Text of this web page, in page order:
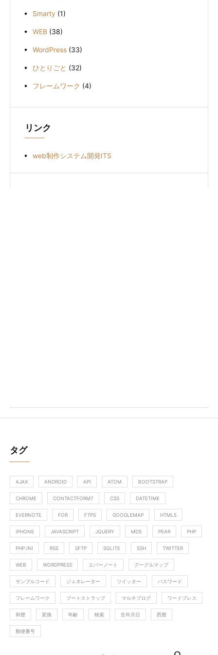
Smarty (1)
WEB (38)
WordPress (33)
ひとりごと (32)
フレームワーク (4)
リンク
web制作システム開発ITS
タグ
AJAX ANDROID API ATOM BOOTSTRAP
CHROME CONTACTFORM7 CSS DATETIME
EVERNOTE FOR FTPS GOOGLEMAP HTML5
IPHONE JAVASCRIPT JQUERY MD5 PEAR PHP
PHP.INI RSS SFTP SQLITE SSH TWITTER
WEB WORDPRESS エバーノート グーグルマップ
サンプルコード ジェネレーター ツイッター パスワード
フレームワーク ブートストラップ マルチブログ ワードプレス
和暦 変換 年齢 検索 生年月日 西暦
郵便番号